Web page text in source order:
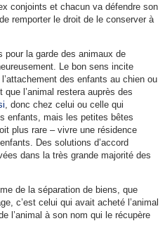
conjoints et chacun va défendre son
remporter le droit de le conserver à
pour la garde des animaux de
Le bon sens incite
des enfants au chien ou
l’animal restera auprès des
, donc chez celui ou celle qui
enfants, mais les petites bêtes
plus rare – vivre une résidence
Des solutions d’accord
dans la très grande majorité des
de la séparation de biens, que
c’est celui qui avait acheté l’animal
l’animal à son nom qui le récupère